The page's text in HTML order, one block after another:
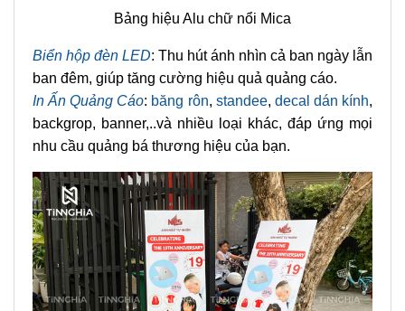
Bảng hiệu Alu chữ nổi Mica
Biển hộp đèn LED: Thu hút ánh nhìn cả ban ngày lẫn
ban đêm, giúp tăng cường hiệu quả quảng cáo.
In Ấn Quảng Cáo: băng rôn, standee, decal dán kính,
backgrop, banner,..và nhiều loại khác, đáp ứng mọi
nhu cầu quảng bá thương hiệu của bạn.